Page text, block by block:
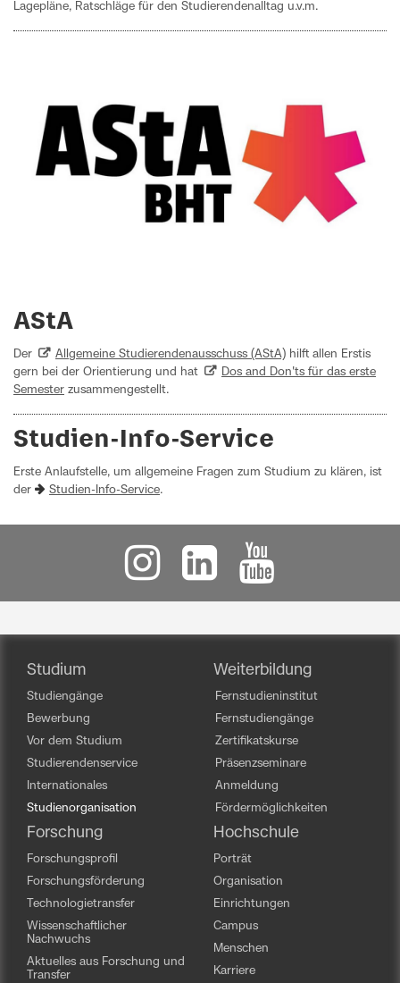
Lagepläne, Ratschläge für den Studierenden­alltag u.v.m.
AStA
Der Allgemeine Studierendenausschuss (AStA) hilft allen Erstis
gern bei der Orientierung und hat
Dos and Don'ts für das erste
Semester zusammengestellt.
Studien-Info-Service
Erste Anlaufstelle, um allgemeine Fragen zum Studium zu klären, ist
der
Studien-Info-Service.
Studium
Studiengänge
Bewerbung
Vor dem Studium
Studierendenservice
Internationales
Studienorganisation
Weiterbildung
Fernstudieninstitut
Fernstudiengänge
Zertifikatskurse
Präsenzseminare
Anmeldung
Fördermöglichkeiten
Forschung
Forschungsprofil
Forschungsförderung
Technologietransfer
Wissenschaftlicher
Nachwuchs
Aktuelles aus Forschung und
Transfer
Hochschule
Porträt
Organisation
Einrichtungen
Campus
Menschen
Karriere